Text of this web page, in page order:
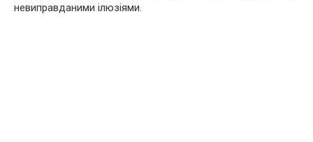
невиправданими ілюзіями.